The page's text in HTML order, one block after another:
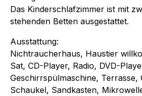
Das Kinderschlafzimmer ist mit
stehenden Betten ausgestattet.
Ausstattung:
Nichtraucherhaus, Haustier
Sat, CD-Player, Radio, DVD-
Geschirrspülmaschine, Terrasse,
Schaukel, Sandkasten,